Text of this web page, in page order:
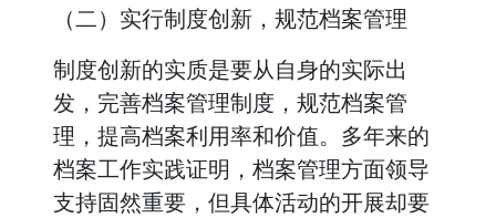
（二）实行制度创新，规范档案管理
制度创新的实质是要从自身的实际出
发，完善档案管理制度，规范档案管
理，提高档案利用率和价值。多年来的
档案工作实践证明，档案管理方面领导
支持固然重要，但具体活动的开展却要